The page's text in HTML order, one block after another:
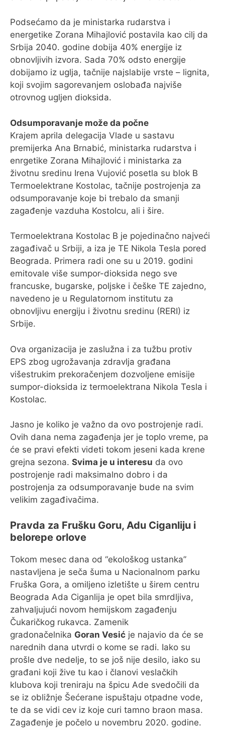
Podsećamo da je ministarka rudarstva i
energetike Zorana Mihajlović postavila kao cilj da
Srbija 2040. godine dobija 40% energije iz
obnovljivih izvora. Sada 70% odsto energije
dobijamo iz uglja, tačnije najslabije vrste – lignita,
koji svojim sagorevanjem oslobađa najviše
otrovnog ugljen dioksida.
Odsumporavanje može da počne
Krajem aprila delegacija Vlade u sastavu
premijerka Ana Brnabić, ministarka rudarstva i
enrgetike Zorana Mihajlović i ministarka za
životnu sredinu Irena Vujović posetla su blok B
Termoelektrane Kostolac, tačnije postrojenja za
odsumporavanje koje bi trebalo da smanji
zagađenje vazduha Kostolcu, ali i šire.
Termoelektrana Kostolac B je pojedinačno najveći
zagađivač u Srbiji, a iza je TE Nikola Tesla pored
Beograda. Primera radi one su u 2019. godini
emitovale više sumpor-dioksida nego sve
francuske, bugarske, poljske i češke TE zajedno,
navedeno je u Regulatornom institutu za
obnovljivu energiju i životnu sredinu (RERI) iz
Srbije.
Ova organizacija je zaslužna i za tužbu protiv
EPS zbog ugrožavanja zdravlja građana
višestrukim prekoračenjem dozvoljene emisije
sumpor-dioksida iz termoelektrana Nikola Tesla i
Kostolac.
Jasno je koliko je važno da ovo postrojenje radi.
Ovih dana nema zagađenja jer je toplo vreme, pa
će se pravi efekti videti tokom jeseni kada krene
grejna sezona. Svima je u interesu da ovo
postrojenje radi maksimalno dobro i da
postrojenja za odsumporavanje bude na svim
velikim zagađivačima.
Pravda za Frušku Goru, Adu Ciganliju i
belorepe orlove
Tokom mesec dana od “ekološkog ustanka”
nastavljena je seča šuma u Nacionalnom parku
Fruška Gora, a omiljeno izletište u širem centru
Beograda Ada Ciganlija je opet bila smrdljiva,
zahvaljujući novom hemijskom zagađenju
Čukaričkog rukavca. Zamenik
gradonačelnika Goran Vesić je najavio da će se
narednih dana utvrdi o kome se radi. Iako su
prošle dve nedelje, to se još nije desilo, iako su
građani koji žive tu kao i članovi veslačkih
klubova koji treniraju na špicu Ade svedočili da
se iz obližnje Šećerane ispuštaju otpadne vode,
te da se vidi cev iz koje curi tamno braon masa.
Zagađenje je počelo u novembru 2020. godine.